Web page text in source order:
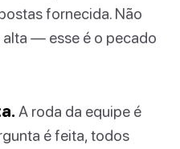
fornecida. Não
alta — esse é o pecado
A roda da equipe é
é feita, todos